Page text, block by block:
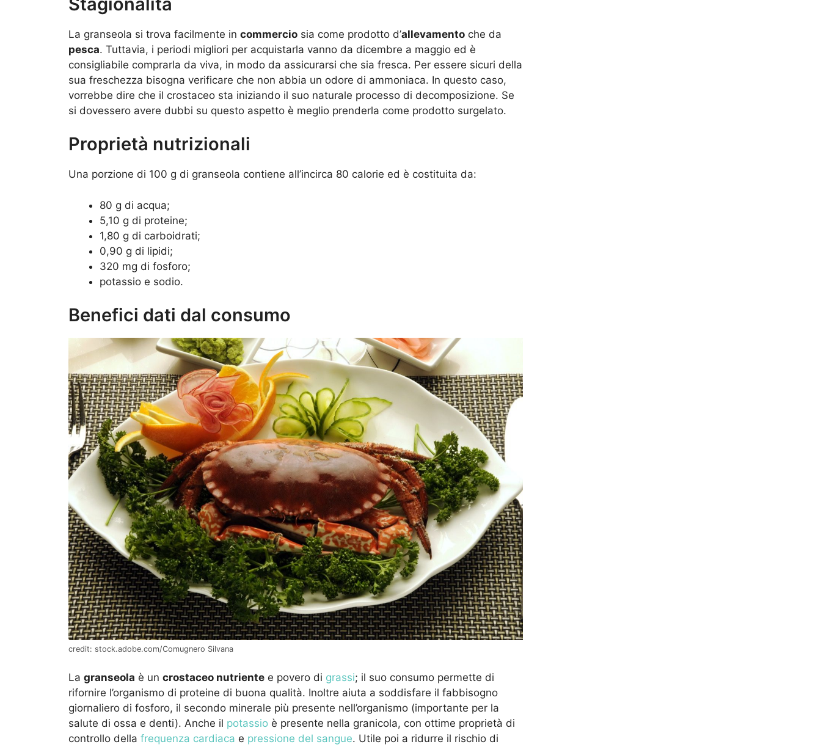
La granseola si trova facilmente in commercio sia come prodotto d’allevamento che da
pesca. Tuttavia, i periodi migliori per acquistarla vanno da dicembre a maggio ed è
consigliabile comprarla da viva, in modo da assicurarsi che sia fresca. Per essere sicuri della
sua freschezza bisogna verificare che non abbia un odore di ammoniaca. In questo caso,
vorrebbe dire che il crostaceo sta iniziando il suo naturale processo di decomposizione. Se
si dovessero avere dubbi su questo aspetto è meglio prenderla come prodotto surgelato.
Proprietà nutrizionali
Una porzione di 100 g di granseola contiene all’incirca 80 calorie ed è costituita da:
80 g di acqua;
5,10 g di proteine;
1,80 g di carboidrati;
0,90 g di lipidi;
320 mg di fosforo;
potassio e sodio.
Benefici dati dal consumo
credit: stock.adobe.com/Comugnero Silvana
La granseola è un crostaceo nutriente e povero di grassi; il suo consumo permette di
rifornire l’organismo di proteine di buona qualità. Inoltre aiuta a soddisfare il fabbisogno
giornaliero di fosforo, il secondo minerale più presente nell’organismo (importante per la
salute di ossa e denti). Anche il potassio è presente nella granicola, con ottime proprietà di
controllo della frequenza cardiaca e pressione del sangue. Utile poi a ridurre il rischio di